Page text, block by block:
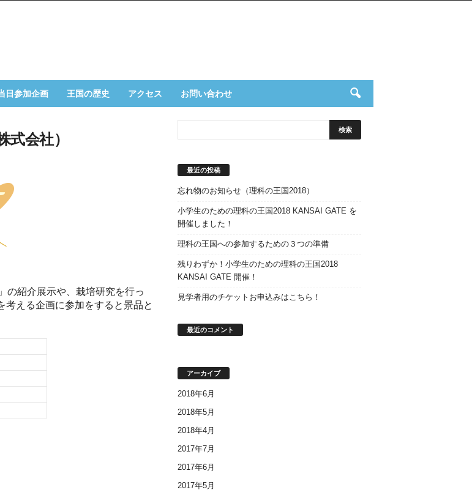
日参加企画 王国の歴史 アクセス お問い合わせ
会社）
の紹介展示や、栽培研究を行っ
考える企画に参加をすると景品と
最近の投稿
忘れ物のお知らせ（理科の王国2018）
小学生のための理科の王国2018 KANSAI GATE を
開催しました！
理科の王国への参加するための３つの準備
残りわずか！小学生のための理科の王国2018
KANSAI GATE 開催！
見学者用のチケットお申込みはこちら！
最近のコメント
アーカイブ
2018年6月
2018年5月
2018年4月
2017年7月
2017年6月
2017年5月